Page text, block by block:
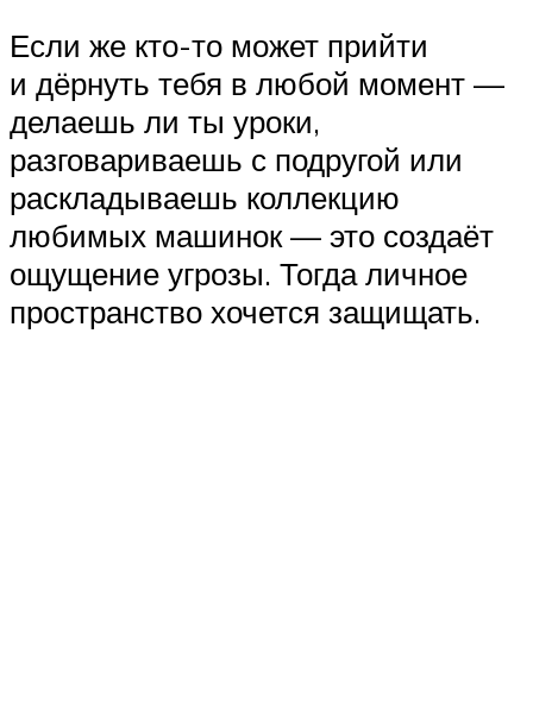
Если же кто-то может прийти
и дёрнуть тебя в любой момент —
делаешь ли ты уроки,
разговариваешь с подругой или
раскладываешь коллекцию
любимых машинок — это создаёт
ощущение угрозы. Тогда личное
пространство хочется защищать.